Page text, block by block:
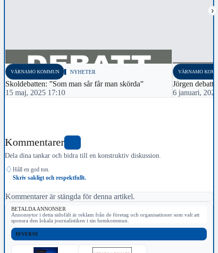
›
VÄRNAMO KOMMUN NYHETER
Skoldebatten: ”Som man sår får man skörda”
15 maj, 2025 17:10
VÄRNAMO
Jörgen
6 januari,
Kommentarer
Dela dina tankar och bidra till en konstruktiv diskussion.
♢ Håll en god ton.
Skriv sakligt och respektfullt.
Kommentarer är stängda för denna artikel.
BETALDA ANNONSER
Annonsytor i detta sidofält är reklam från de företag och organisationer som valt att
sponsra den lokala journalistiken i sin hemkommun.
DIVERSE